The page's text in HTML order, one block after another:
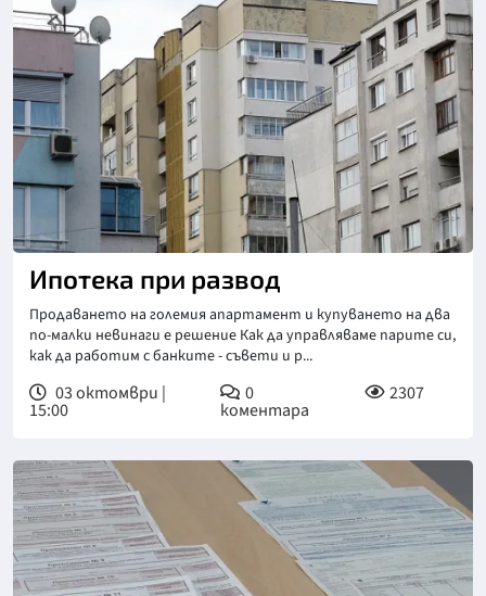
Ипотека при развод
Продаването на големия апартамент и купуването на два
по-малки невинаги е решение Как да управляваме парите си,
как да работим с банките - съвети и р...
03 октомври |
15:00
0
коментара
2307